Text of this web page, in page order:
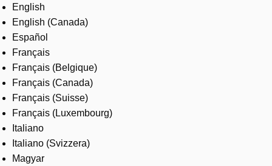
Careers
English
English (Canada)
Español
Français
Français (Belgique)
Français (Canada)
Français (Suisse)
Français (Luxembourg)
Italiano
Italiano (Svizzera)
Magyar